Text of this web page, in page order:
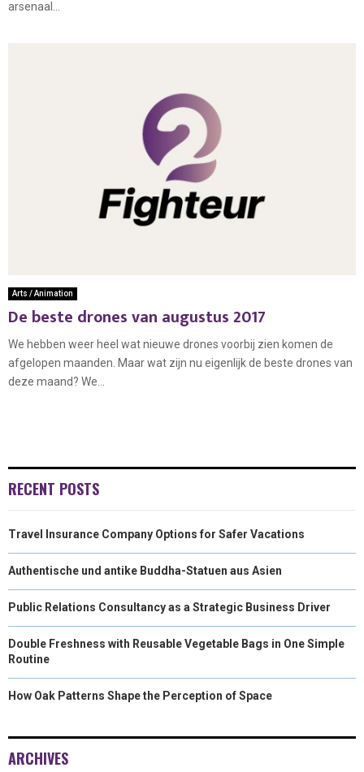
arsenaal...
Arts / Animation
De beste drones van augustus 2017
We hebben weer heel wat nieuwe drones voorbij zien komen de
afgelopen maanden. Maar wat zijn nu eigenlijk de beste drones van
deze maand? We...
RECENT POSTS
Travel Insurance Company Options for Safer Vacations
Authentische und antike Buddha-Statuen aus Asien
Public Relations Consultancy as a Strategic Business Driver
Double Freshness with Reusable Vegetable Bags in One Simple
Routine
How Oak Patterns Shape the Perception of Space
ARCHIVES